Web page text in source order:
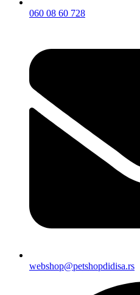
060 08 60 728
webshop@petshopdidisa.rs